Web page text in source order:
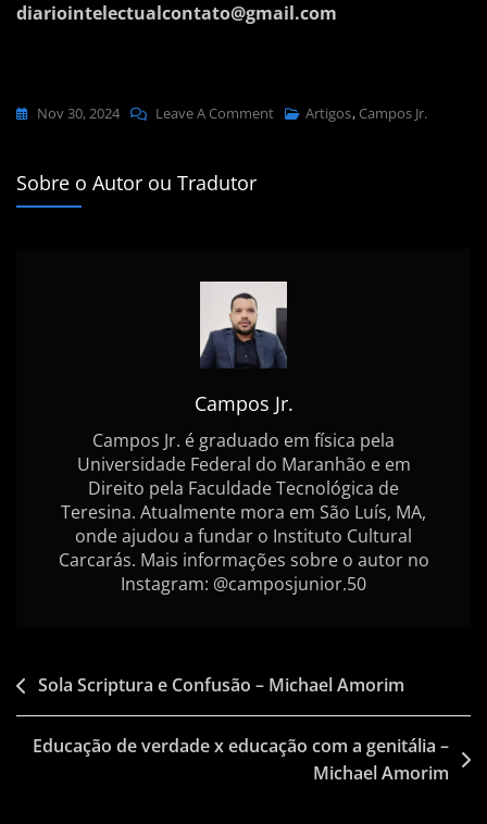
diariointelectualcontato@gmail.com
Nov 30, 2024 Leave A CommentOn
Campos
Jr.
Artigos, Campos Jr.
Sobre o Autor ou Tradutor
Campos Jr.
Campos Jr. é graduado em física pela
Universidade Federal do Maranhão e em
Direito pela Faculdade Tecnológica de
Teresina. Atualmente mora em São Luís, MA,
onde ajudou a fundar o Instituto Cultural
Carcarás. Mais informações sobre o autor no
Instagram: @camposjunior.50
Navegação
de
artigos
Sola Scriptura e Confusão – Michael Amorim
Educação de verdade x educação com a genitália –
Michael Amorim